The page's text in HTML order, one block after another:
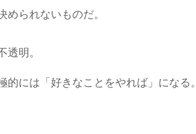
られないものだ。
透明。
には「好きなことをやれば」になる。